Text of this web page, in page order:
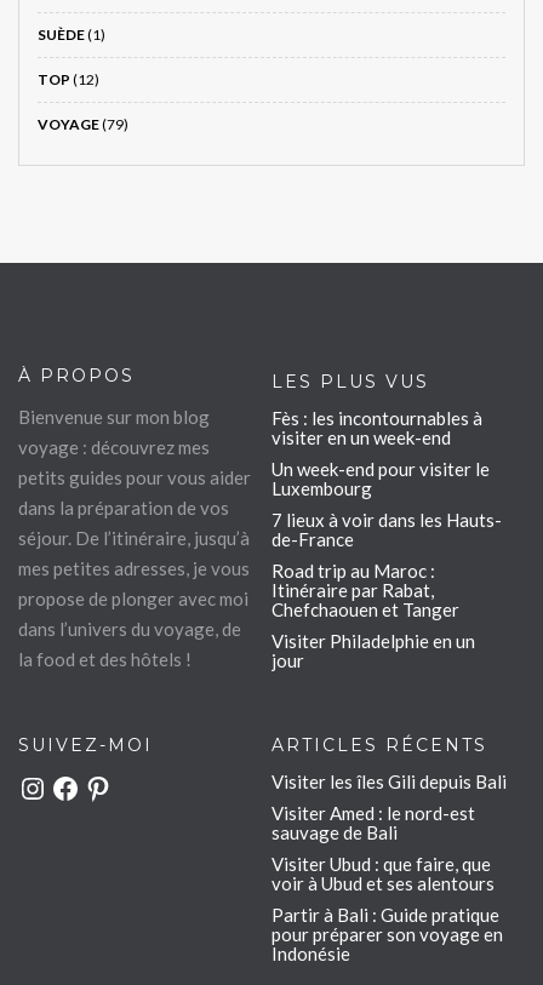
SUÈDE(1)
TOP (12)
VOYAGE(79)
À PROPOS
Bienvenue sur mon blog
voyage : découvrez mes
petits guides pour vous aider
dans la préparation de vos
séjour. De l’itinéraire, jusqu’à
mes petites adresses, je vous
propose de plonger avec moi
dans l’univers du voyage, de
la food et des hôtels !
LES PLUS VUS
Fès : les incontournables à
visiter en un week-end
Un week-end pour visiter le
Luxembourg
7 lieux à voir dans les Hauts-
de-France
Road trip au Maroc :
Itinéraire par Rabat,
Chefchaouen et Tanger
Visiter Philadelphie en un
jour
SUIVEZ-MOI
Instagram
FacebookPinterest
ARTICLES RÉCENTS
Visiter les îles Gili depuis Bali
Visiter Amed : le nord-est
sauvage de Bali
Visiter Ubud : que faire, que
voir à Ubud et ses alentours
Partir à Bali : Guide pratique
pour préparer son voyage en
Indonésie